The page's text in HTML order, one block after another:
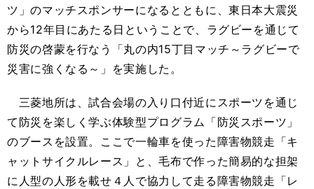
ツ」のマッチスポンサーになるとともに、東日本大震災
から12年目にあたる日ということで、ラグビーを通じて
防災の啓蒙を行なう「丸の内15丁目マッチ～ラグビーで
災害に強くなる～」を実施した。
三菱地所は、試合会場の入り口付近にスポーツを通じ
て防災を楽しく学ぶ体験型プログラム「防災スポーツ」
のブースを設置。ここで一輪車を使った障害物競走「キ
ャットサイクルレース」と、毛布で作った簡易的な担架
に人型の人形を載せ４人で協力して走る障害物競走「レ